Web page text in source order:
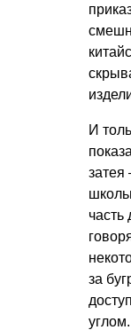
И
затея
часть
за
углом.